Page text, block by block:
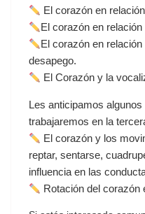
El corazón en
El corazón en
El corazón en
desapego.
El Corazón y la
Les anticipamos
trabajaremos en la
El corazón y los
reptar, sentarse,
influencia en las
Rotación del corazón